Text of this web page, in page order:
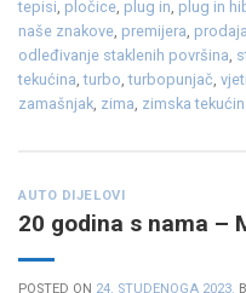
tepisi, pločice, plug in, plug in
naše znakove, premijera, prodaja
odleđivanje staklenih površina,
tekućina,turbo,turbopunjač,
zamašnjak, zima, zimska
AUTO DIJELOVI
20 godina s nama –
POSTED ON 24. STUDENOGA 2023.